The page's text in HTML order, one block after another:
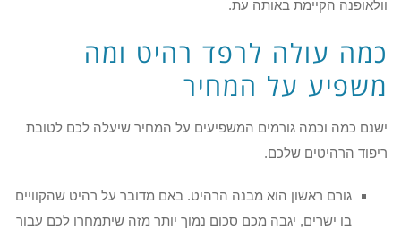
וולאופנה הקיימת באותה עת.
כמה עולה לרפד רהיט ומה
משפיע על המחיר
ישנם כמה וכמה גורמים המשפיעים על המחיר שיעלה לכם לטובת
ריפוד הרהיטים שלכם.
גורם ראשון הוא מבנה הרהיט. באם מדובר על רהיט שהקוויים
בו ישרים, יגבה מכם סכום נמוך יותר מזה שיתמחרו לכם עבור